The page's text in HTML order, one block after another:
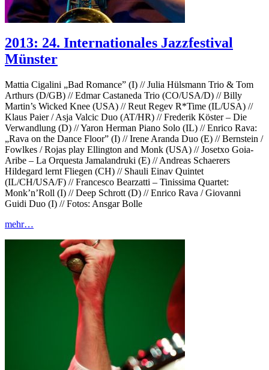
2013: 24. Internationales Jazzfestival
Münster
Mattia Cigalini „Bad Romance” (I) // Julia Hülsmann Trio & Tom
Arthurs (D/GB) // Edmar Castaneda Trio (CO/USA/D) // Billy
Martin’s Wicked Knee (USA) // Reut Regev R*Time (IL/USA) //
Klaus Paier / Asja Valcic Duo (AT/HR) // Frederik Köster – Die
Verwandlung (D) // Yaron Herman Piano Solo (IL) // Enrico Rava:
„Rava on the Dance Floor” (I) // Irene Aranda Duo (E) // Bernstein /
Fowlkes / Rojas play Ellington and Monk (USA) // Josetxo Goia-
Aribe – La Orquesta Jamalandruki (E) // Andreas Schaerers
Hildegard lernt Fliegen (CH) // Shauli Einav Quintet
(IL/CH/USA/F) // Francesco Bearzatti – Tinissima Quartet:
Monk’n’Roll (I) // Deep Schrott (D) // Enrico Rava / Giovanni
Guidi Duo (I) // Fotos: Ansgar Bolle
mehr…